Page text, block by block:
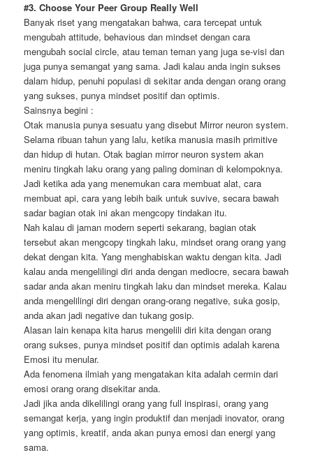
#3. Choose Your Peer Group Really Well
Banyak riset yang mengatakan bahwa, cara tercepat untuk
mengubah attitude, behavious dan mindset dengan cara
mengubah social circle, atau teman teman yang juga se-visi dan
juga punya semangat yang sama. Jadi kalau anda ingin sukses
dalam hidup, penuhi populasi di sekitar anda dengan orang orang
yang sukses, punya mindset positif dan optimis.
Sainsnya begini :
Otak manusia punya sesuatu yang disebut Mirror neuron system.
Selama ribuan tahun yang lalu, ketika manusia masih primitive
dan hidup di hutan. Otak bagian mirror neuron system akan
meniru tingkah laku orang yang paling dominan di kelompoknya.
Jadi ketika ada yang menemukan cara membuat alat, cara
membuat api, cara yang lebih baik untuk suvive, secara bawah
sadar bagian otak ini akan mengcopy tindakan itu.
Nah kalau di jaman modern seperti sekarang, bagian otak
tersebut akan mengcopy tingkah laku, mindset orang orang yang
dekat dengan kita. Yang menghabiskan waktu dengan kita. Jadi
kalau anda mengelilingi diri anda dengan mediocre, secara bawah
sadar anda akan meniru tingkah laku dan mindset mereka. Kalau
anda mengelilingi diri dengan orang-orang negative, suka gosip,
anda akan jadi negative dan tukang gosip.
Alasan lain kenapa kita harus mengelili diri kita dengan orang
orang sukses, punya mindset positif dan optimis adalah karena
Emosi itu menular.
Ada fenomena ilmiah yang mengatakan kita adalah cermin dari
emosi orang orang disekitar anda.
Jadi jika anda dikelilingi orang yang full inspirasi, orang yang
semangat kerja, yang ingin produktif dan menjadi inovator, orang
yang optimis, kreatif, anda akan punya emosi dan energi yang
sama.